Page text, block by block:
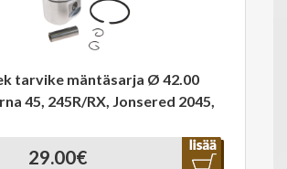
tarvike mäntäsarja Ø 42.00
45, 245R/RX, Jonsered 2045,
29.00€